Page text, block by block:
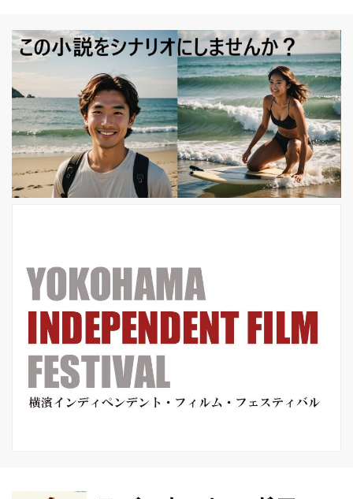
世界」。 死んでしまった者の魂は、そ
の悲しみは、いったいどこへ行き着
き、どのように消化されるのか？ 自分
のいなくなった世界で、残された妻を
見守り続ける、ひとりの男の切なくも
美しい物語『A GHOST STORY／ア・
ゴースト・ストーリー』が11月17日